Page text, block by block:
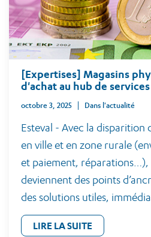
[Expertises] Magasins
d'achat au hub de
octobre 3, 2025 Dans l'actualité
Esteval - Avec la disparition
en ville et en zone rurale
et paiement, réparations…),
deviennent des points
des solutions utiles,
LIRE LA SUITE